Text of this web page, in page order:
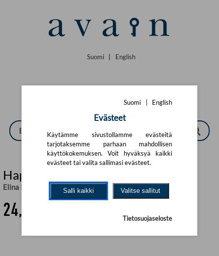
Suomi English
Hapsi Haamulapsi
Elina Loisa Anne Muhonen (kuv.)
24,77 €
Suomi English
Evästeet
Käytämme sivustollamme evästeitä
tarjotaksemme parhaan mahdollisen
käyttökokemuksen. Voit hyväksyä kaikki
evästeet tai valita sallimasi evästeet.
Salli kaikki Valitse sallitut
Tietosuojaseloste